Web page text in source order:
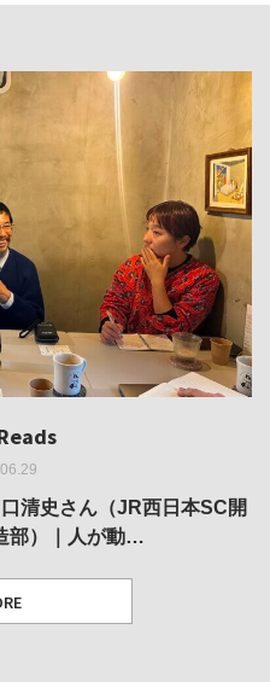
清史さん（JR西日本SC開
部）｜人が動…
津庸一は、「大阪のゆかり
ができたのか…
覧会の残像
個展「余りの風景」
の線——「ライフライン」